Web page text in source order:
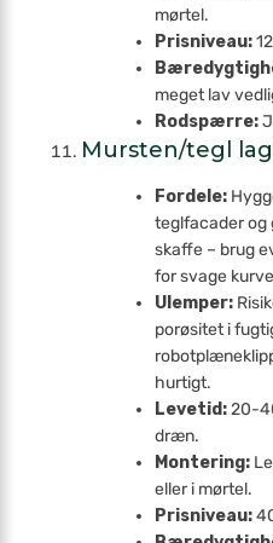
mørtel.
Prisniveau:
meget lav
Rodspærre:
Mursten/tegl
Fordele:
teglfacader og
skaffe – brug
for svage
Ulemper:
porøsitet i
hurtigt.
Levetid:20-
dræn.
Montering:
eller i mørtel.
Prisniveau: